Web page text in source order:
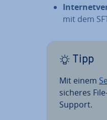
mit dem
Tipp
Mit einem
sicheres
Support.